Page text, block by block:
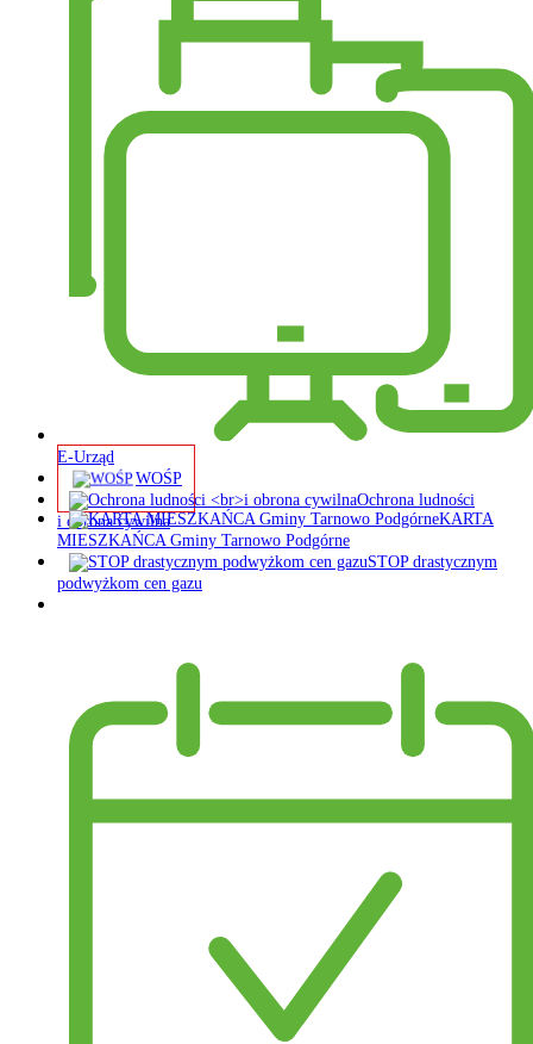
E-Urząd
WOŚP
Ochrona ludności
i obrona cywilna
KARTA
MIESZKAŃCA Gminy Tarnowo Podgórne
STOP drastycznym
podwyżkom cen gazu